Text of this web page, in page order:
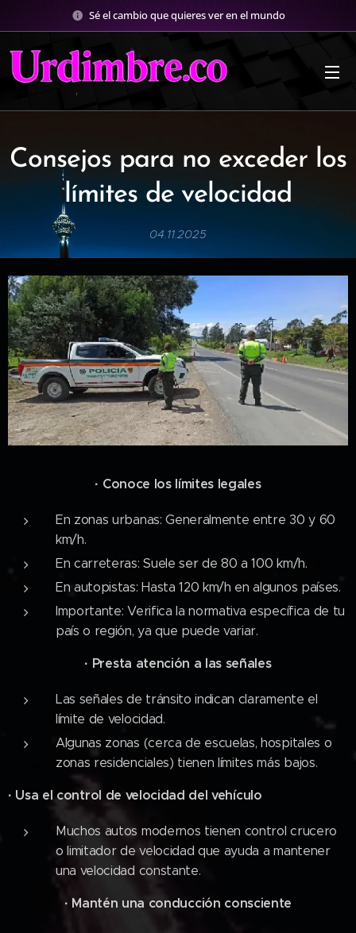
Sé el cambio que quieres ver en el mundo
Consejos para no exceder los
límites de velocidad
04.11.2025
· Conoce los límites legales
En zonas urbanas: Generalmente entre 30 y 60
km/h.
En carreteras: Suele ser de 80 a 100 km/h.
En autopistas: Hasta 120 km/h en algunos países.
Importante: Verifica la normativa específica de tu
país o región, ya que puede variar.
· Presta atención a las señales
Las señales de tránsito indican claramente el
límite de velocidad.
Algunas zonas (cerca de escuelas, hospitales o
zonas residenciales) tienen límites más bajos.
· Usa el control de velocidad del vehículo
Muchos autos modernos tienen control crucero
o limitador de velocidad que ayuda a mantener
una velocidad constante.
· Mantén una conducción consciente